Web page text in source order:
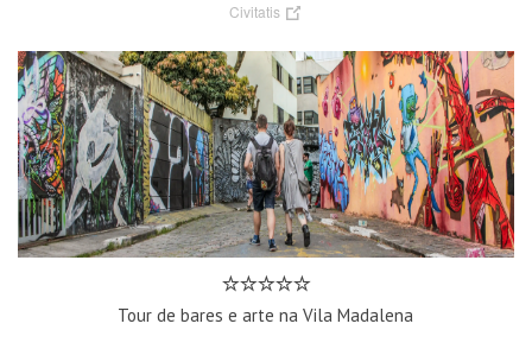
Civitatis
Tour de bares e arte na Vila Madalena